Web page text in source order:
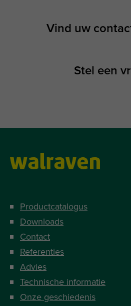
Vind uw
Stel een
Productcatalogus
Downloads
Contact
Referenties
Advies
Technische informatie
Onze geschiedenis